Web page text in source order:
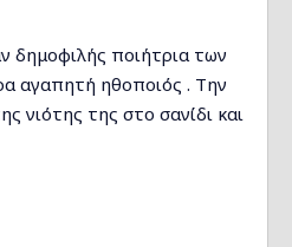
δημοφιλής ποιήτρια των
αγαπητή ηθοποιός . Την
νιότης της στο σανίδι και